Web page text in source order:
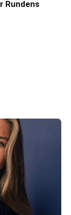
Rundens